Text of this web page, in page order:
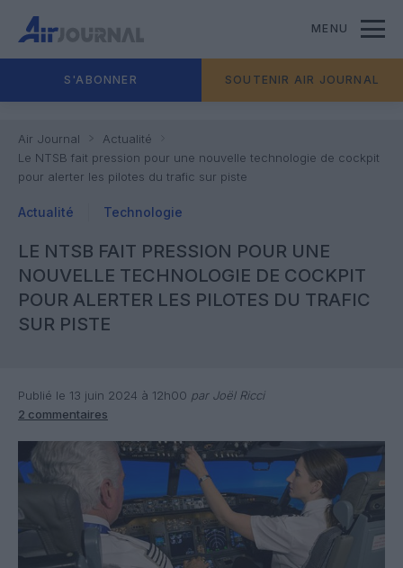
MENU
S'ABONNER SOUTENIR AIR JOURNAL
Air Journal
Actualité
Le NTSB fait pression pour une nouvelle technologie de cockpit
pour alerter les pilotes du trafic sur piste
Actualité Technologie
LE NTSB FAIT PRESSION POUR UNE
NOUVELLE TECHNOLOGIE DE COCKPIT
POUR ALERTER LES PILOTES DU TRAFIC
SUR PISTE
Publié le 13 juin 2024 à 12h00 par Joël Ricci
2 commentaires